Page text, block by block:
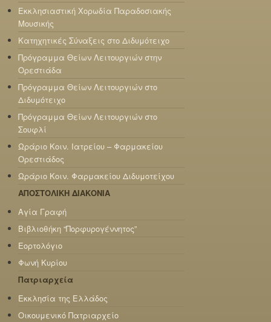
Εκκλησιαστική Χορωδία Παραδοσιακής
Μουσικής
Κατηχητικές Σύναξεις στο Διδυμότειχο
Πρόγραμμα Θείων Λειτουργιών στην
Ορεστιάδα
Πρόγραμμα Θείων Λειτουργιών στο
Διδυμότειχο
Πρόγραμμα Θείων Λειτουργιών στο
Σουφλί
Ωράριο Κοιν. Ιατρείου – Φαρμακείου
Ορεστιάδος
Ωράριο Κοιν. Φαρμακείου Διδυμοτείχου
ΑΠΟΣΤΟΛΙΚΗ ΔΙΑΚΟΝΙΑ
Αγία Γραφή
Βιβλιοθήκη “Πορφυρογέννητος”
Εορτολόγιο
Φωνή Κυρίου
Πατριαρχεία
Εκκλησία της Ελλάδος
Οικουμενικό Πατριαρχείο